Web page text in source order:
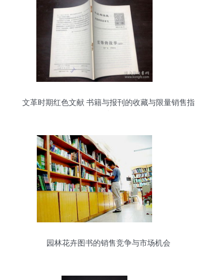
文革时期红色文献 书籍与报刊的收藏与限量销售指
园林花卉图书的销售竞争与市场机会